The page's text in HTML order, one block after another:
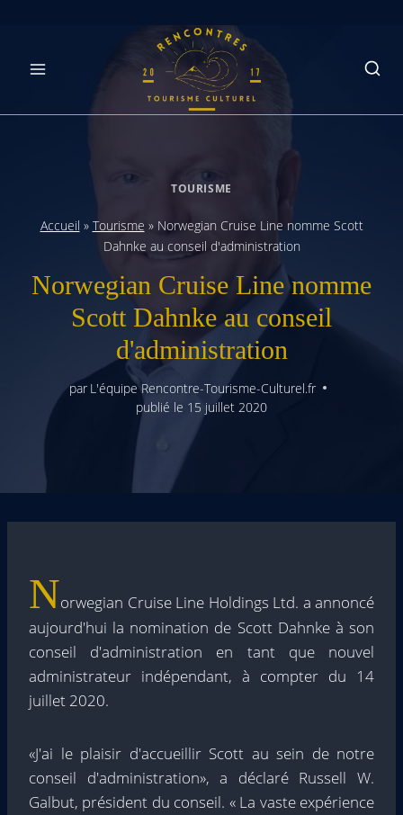
TOURISME
Accueil » Tourisme » Norwegian Cruise Line nomme Scott
Dahnke au conseil d'administration
Norwegian Cruise Line nomme
Scott Dahnke au conseil
d'administration
par L'équipe Rencontre-Tourisme-Culturel.fr
publié le 15 juillet 2020
Norwegian Cruise Line Holdings Ltd. a annoncé
aujourd'hui la nomination de Scott Dahnke à son
conseil d'administration en tant que nouvel
administrateur indépendant, à compter du 14
juillet 2020.
«J'ai le plaisir d'accueillir Scott au sein de notre
conseil d'administration», a déclaré Russell W.
Galbut, président du conseil. « La vaste expérience